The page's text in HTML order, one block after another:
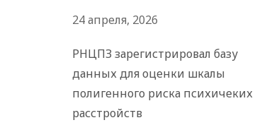
24 апреля, 2026
РНЦПЗ зарегистрировал базу
данных для оценки шкалы
полигенного риска психичеких
расстройств